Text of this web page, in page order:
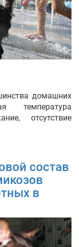
домашних
температура
отсутствие
состав
в